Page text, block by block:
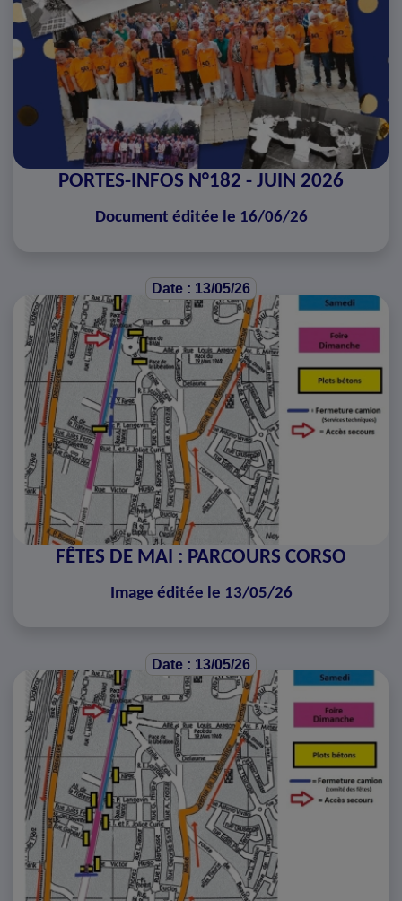
PORTES-INFOS N°182 - JUIN 2026
Document éditée le 16/06/26
Date : 13/05/26
FÊTES DE MAI : PARCOURS CORSO
Image éditée le 13/05/26
Date : 13/05/26